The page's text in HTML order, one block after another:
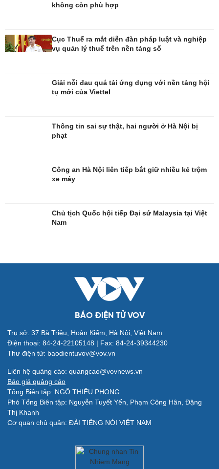
Săn Tour
Quân sự - Quốc phòng
Vũ khí
Việt Nam
Phân tích
không còn phù hợp
Cục Thuế ra mắt diễn đàn pháp luật và nghiệp
vụ quản lý thuế trên nền tảng số
Giải nỗi đau quá tải ứng dụng với nền tảng hội
tụ mới của Viettel
Thông tin sai sự thật, hai người ở Hà Nội bị
phạt
Công an Hà Nội liên tiếp bắt giữ nhiều kẻ trộm
xe máy
Chủ tịch Quốc hội tiếp Đại sứ Malaysia tại Việt
Nam
BÁO ĐIỆN TỬ VOV
Trụ sở: 37 Bà Triệu, Hoàn Kiếm, Hà Nội, Việt Nam
Điện thoại: 84-24-22105148 | Fax: 84-24-39344230
Thư điện tử: baodientuvov@vov.vn
Liên hệ quảng cáo: quangcao@vovnews.vn
Báo giá quảng cáo
Tổng Biên tập: NGÔ THIỆU PHONG
Phó Tổng Biên tập: Nguyễn Tuyết Yến, Phạm Công Hân, Đặng
Thị Khanh
Cơ quan chủ quản: ĐÀI TIẾNG NÓI VIỆT NAM